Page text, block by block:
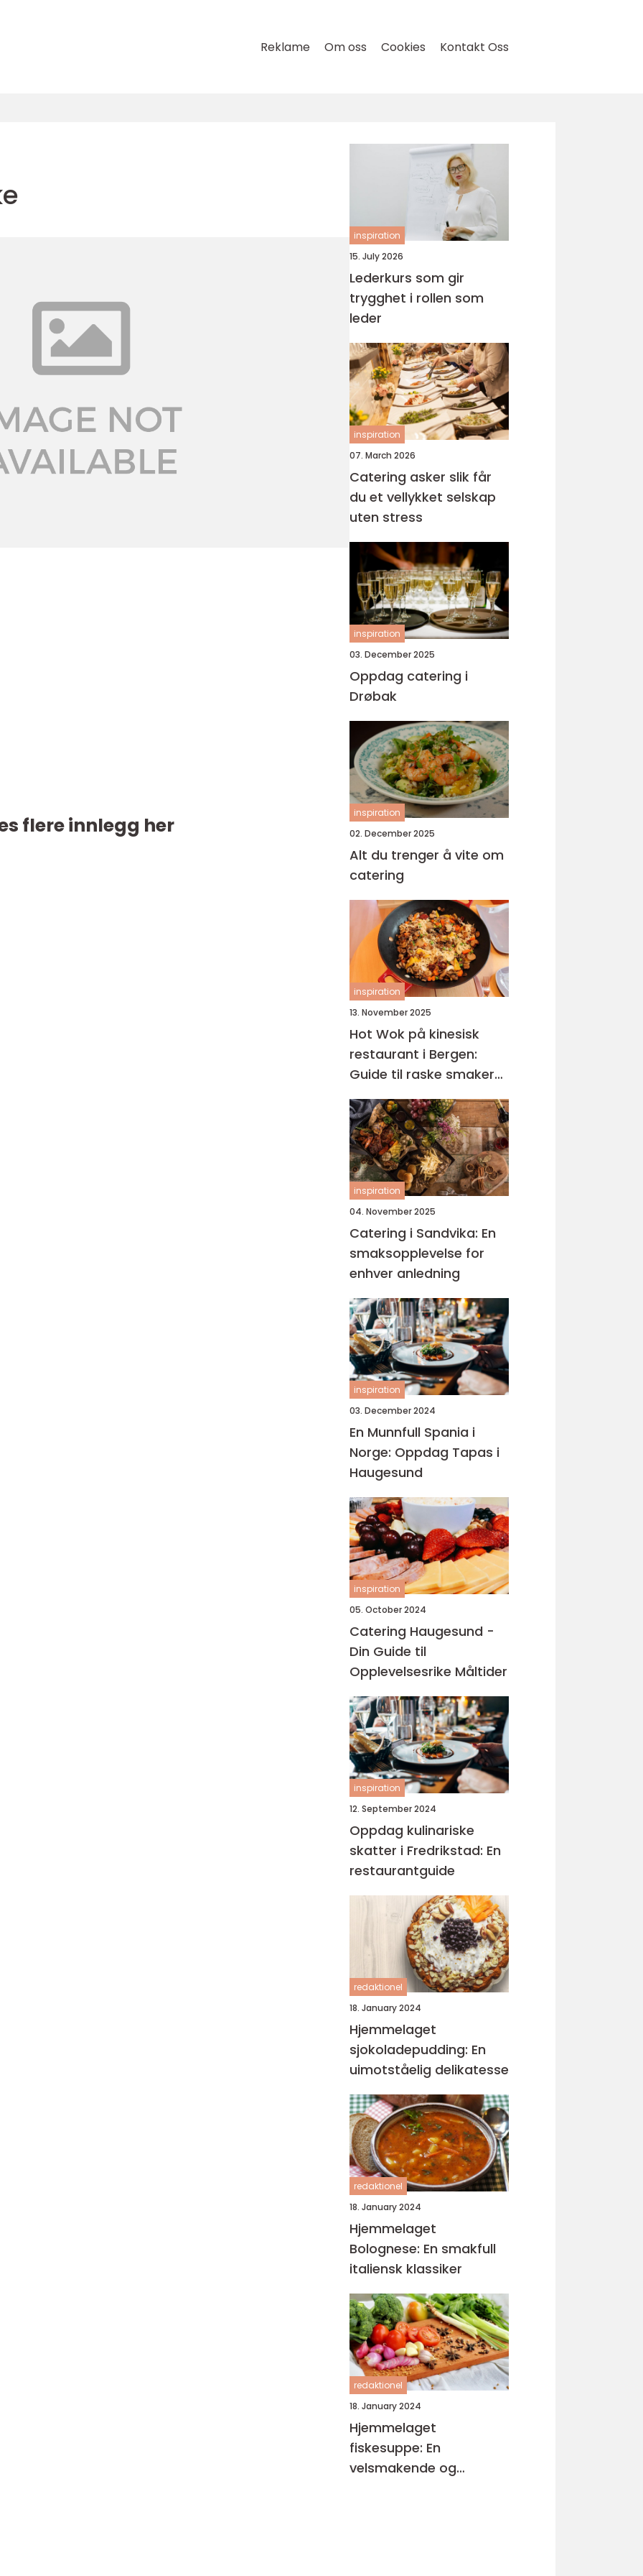
Reklame Om oss Cookies Kontakt Oss
flere innlegg her
inspiration
15. July 2026
Lederkurs som gir
trygghet i rollen som
leder
inspiration
07. March 2026
Catering asker slik får
du et vellykket selskap
uten stress
inspiration
03. December 2025
Oppdag catering i
Drøbak
inspiration
02. December 2025
Alt du trenger å vite om
catering
inspiration
13. November 2025
Hot Wok på kinesisk
restaurant i Bergen:
Guide til raske smaker
på Sotra
inspiration
04. November 2025
Catering i Sandvika: En
smaksopplevelse for
enhver anledning
inspiration
03. December 2024
En Munnfull Spania i
Norge: Oppdag Tapas i
Haugesund
inspiration
05. October 2024
Catering Haugesund -
Din Guide til
Opplevelsesrike Måltider
inspiration
12. September 2024
Oppdag kulinariske
skatter i Fredrikstad: En
restaurantguide
redaktionel
18. January 2024
Hjemmelaget
sjokoladepudding: En
uimotståelig delikatesse
redaktionel
18. January 2024
Hjemmelaget
Bolognese: En smakfull
italiensk klassiker
redaktionel
18. January 2024
Hjemmelaget
fiskesuppe: En
velsmakende og